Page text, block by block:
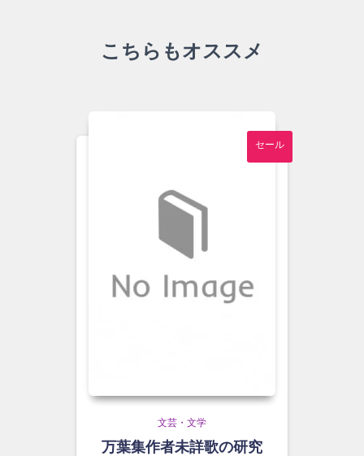
こちらもオススメ
セール
文芸・文学
万葉集作者未詳歌の研究